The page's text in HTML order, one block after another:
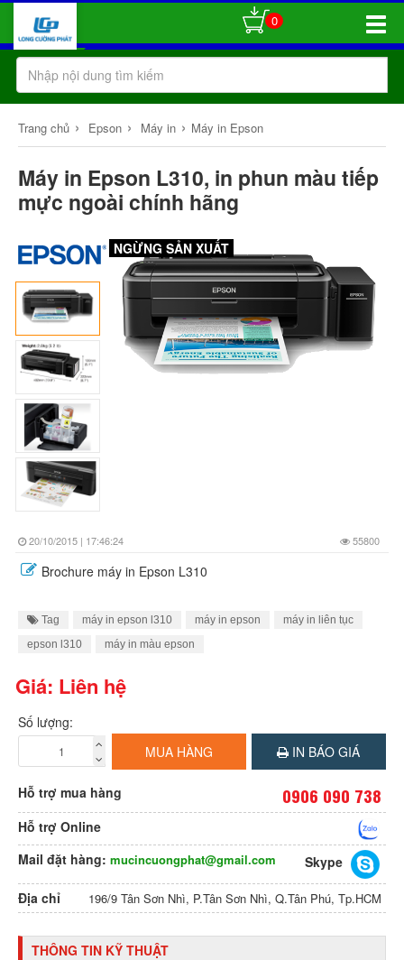
Toggle
0
Trang chủ › Epson › Máy in › Máy in Epson
Máy in Epson L310, in phun màu tiếp
mực ngoài chính hãng
NGỪNG SẢN XUẤT
20/10/2015 | 17:46:24 55800
Brochure máy in Epson L310
Tag máy in epson l310 máy in epson
máy in liên tục
epson l310
máy in màu epson
Giá: Liên hệ
Số lượng:
MUA HÀNG
IN BÁO GIÁ
Hỗ trợ mua hàng 0906 090 738
Hỗ trợ Online
Mail đặt hàng: mucincuongphat@gmail.com
Skype
Địa chỉ
196/9 Tân Sơn Nhì, P.Tân Sơn Nhì, Q.Tân Phú, Tp.HCM
THÔNG TIN KỸ THUẬT